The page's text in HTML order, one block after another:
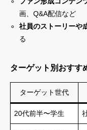
画、Q&A配信など
社員のストーリーや
る
ターゲット別おすす
ターゲット世代
20代前半〜学生